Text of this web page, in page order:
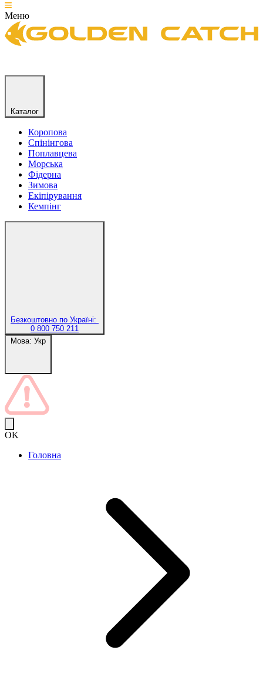
Меню
Каталог
Коропова
Спінінгова
Поплавцева
Морська
Фідерна
Зимова
Екіпірування
Кемпінг
Безкоштовно по Україні:
0 800 750 211
Мова: Укр
OK
Головна